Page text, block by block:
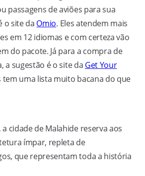
passagens de aviões para sua
o site da Omio. Eles atendem mais
em 12 idiomas e com certeza vão
do pacote. Já para a compra de
a sugestão é o site da Get Your
tem uma lista muito bacana do que
cidade de Malahide reserva aos
ímpar, repleta de
que representam toda a história